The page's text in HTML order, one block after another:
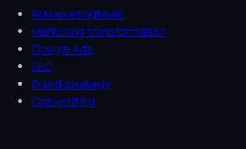
AI Marketingteam
Marketing transformation
Google Ads
SEO
Brand strategy
Copywriting